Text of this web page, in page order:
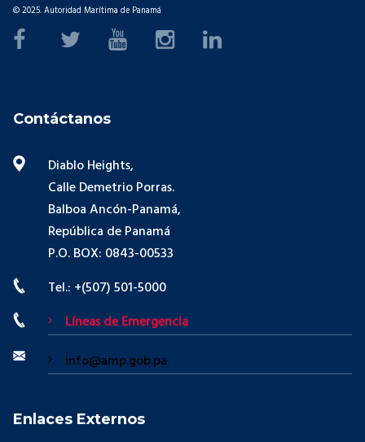
© 2025. Autoridad Marítima de Panamá
Contáctanos
Diablo Heights,
Calle Demetrio Porras.
Balboa Ancón-Panamá,
República de Panamá
P.O. BOX: 0843-00533
Tel.: +(507) 501-5000
Líneas de Emergencia
info@amp.gob.pa
Enlaces Externos